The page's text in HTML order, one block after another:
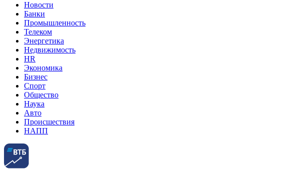
Новости
Банки
Промышленность
Телеком
Энергетика
Недвижимость
HR
Экономика
Бизнес
Спорт
Общество
Наука
Авто
Происшествия
НАПП